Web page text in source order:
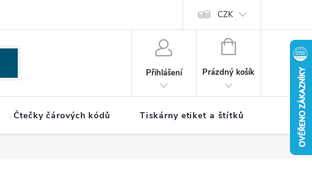
CZK
Přihlášení
NÁKUPNÍ
Prázdný košík
Čtečky čárových kódů Tiskárny etiket a štítků